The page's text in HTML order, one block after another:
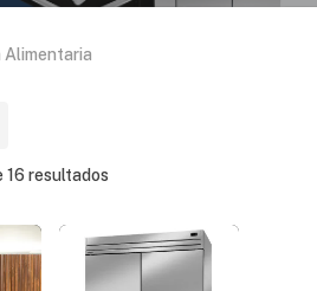
Alimentaria
16 resultados